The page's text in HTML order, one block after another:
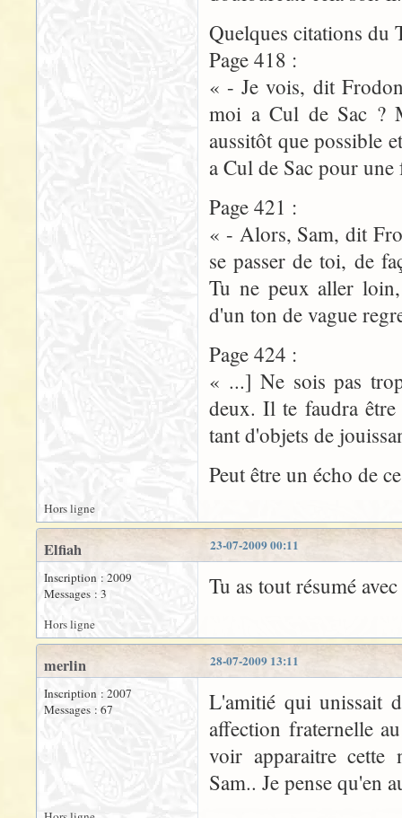
Quelques citations
Page 418 :
« - Je vois, dit
moi a Cul de Sac ?
aussitôt que possible
a Cul de Sac pour
Page 421 :
« - Alors, Sam, dit
se passer de toi, de
Tu ne peux aller
d'un ton de vague
Page 424 :
« ...] Ne sois pas
deux. Il te faudra être
tant d'objets de
Peut être un écho de
Hors ligne
23-07-2009 00:11
Elfiah
Inscription : 2009
Messages : 3
Tu as tout résumé
Hors ligne
28-07-2009 13:11
merlin
Inscription : 2007
Messages : 67
L'amitié qui unissait
affection fraternelle
voir apparaitre cette
Sam.. Je pense qu'en